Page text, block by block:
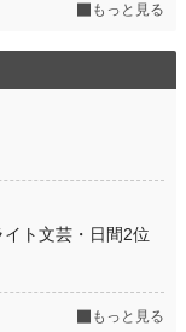
もっと見る
イト文芸・日間2位
もっと見る